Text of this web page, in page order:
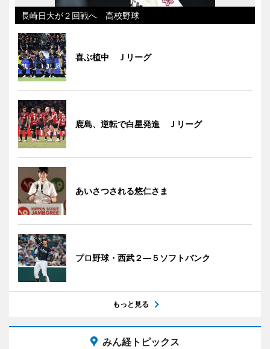
長崎日大が２回戦へ 高校野球
喜ぶ植中 Ｊリーグ
鹿島、逆転で白星発進 Ｊリーグ
あいさつされる悠仁さま
プロ野球・西武２―５ソフトバンク
もっと見る
みん経トピックス